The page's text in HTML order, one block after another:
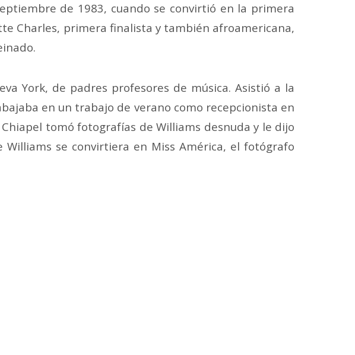
de 1983, cuando se convirtió en la primera
Charles, primera finalista y también afroamericana,
York, de padres profesores de música. Asistió a la
en un trabajo de verano como recepcionista en
tomó fotografías de Williams desnuda y le dijo
se convirtiera en Miss América, el fotógrafo